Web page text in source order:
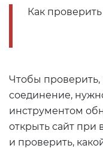
Как
Чтобы проверить,
соединение,
инструментом
открыть сайт при
и проверить,